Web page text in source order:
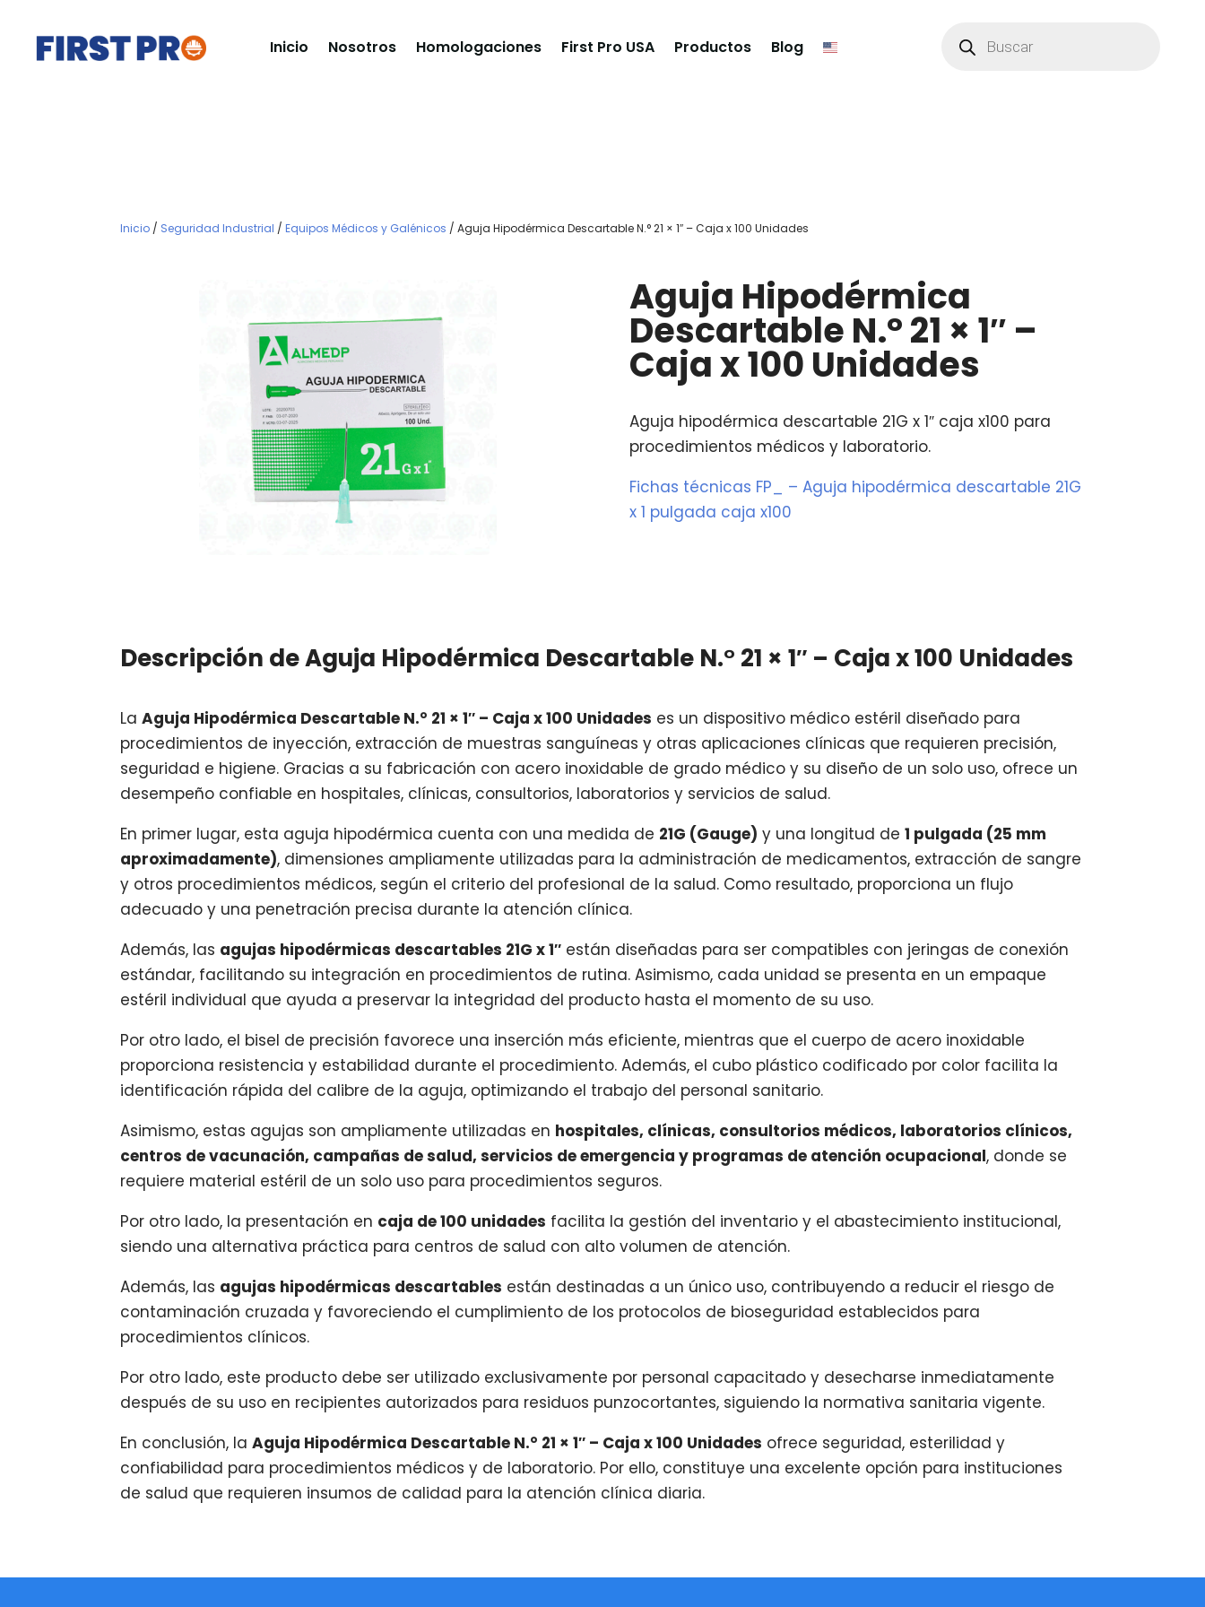
Inicio Nosotros Homologaciones First Pro USA Productos Blog de
productos
Inicio / Seguridad Industrial /Equipos Médicos y Galénicos / Aguja Hipodérmica Descartable N.° 21 × 1″ – Caja x 100 Unidades
Aguja Hipodérmica
Descartable N.° 21 × 1″ –
Caja x 100 Unidades
Aguja hipodérmica descartable 21G x 1″ caja x100 para
procedimientos médicos y laboratorio.
Fichas técnicas FP_ – Aguja hipodérmica descartable 21G
x 1 pulgada caja x100
Descripción de Aguja Hipodérmica Descartable N.° 21 × 1″ – Caja x 100 Unidades
LaAguja Hipodérmica Descartable N.° 21 × 1″ – Caja x 100 Unidades es un dispositivo médico estéril diseñado para
procedimientos de inyección, extracción de muestras sanguíneas y otras aplicaciones clínicas que requieren precisión,
seguridad e higiene. Gracias a su fabricación con acero inoxidable de grado médico y su diseño de un solo uso, ofrece un
desempeño confiable en hospitales, clínicas, consultorios, laboratorios y servicios de salud.
En primer lugar, esta aguja hipodérmica cuenta con una medida de 21G (Gauge) y una longitud de1 pulgada (25 mm
aproximadamente), dimensiones ampliamente utilizadas para la administración de medicamentos, extracción de sangre
y otros procedimientos médicos, según el criterio del profesional de la salud. Como resultado, proporciona un flujo
adecuado y una penetración precisa durante la atención clínica.
Además, las agujas hipodérmicas descartables 21G x 1″ están diseñadas para ser compatibles con jeringas de conexión
estándar, facilitando su integración en procedimientos de rutina. Asimismo, cada unidad se presenta en un empaque
estéril individual que ayuda a preservar la integridad del producto hasta el momento de su uso.
Por otro lado, el bisel de precisión favorece una inserción más eficiente, mientras que el cuerpo de acero inoxidable
proporciona resistencia y estabilidad durante el procedimiento. Además, el cubo plástico codificado por color facilita la
identificación rápida del calibre de la aguja, optimizando el trabajo del personal sanitario.
Asimismo, estas agujas son ampliamente utilizadas en hospitales, clínicas, consultorios médicos, laboratorios clínicos,
centros de vacunación, campañas de salud, servicios de emergencia y programas de atención ocupacional, donde se
requiere material estéril de un solo uso para procedimientos seguros.
Por otro lado, la presentación en caja de 100 unidades facilita la gestión del inventario y el abastecimiento institucional,
siendo una alternativa práctica para centros de salud con alto volumen de atención.
Además, las agujas hipodérmicas descartables están destinadas a un único uso, contribuyendo a reducir el riesgo de
contaminación cruzada y favoreciendo el cumplimiento de los protocolos de bioseguridad establecidos para
procedimientos clínicos.
Por otro lado, este producto debe ser utilizado exclusivamente por personal capacitado y desecharse inmediatamente
después de su uso en recipientes autorizados para residuos punzocortantes, siguiendo la normativa sanitaria vigente.
En conclusión, laAguja Hipodérmica Descartable N.° 21 × 1″ – Caja x 100 Unidades ofrece seguridad, esterilidad y
confiabilidad para procedimientos médicos y de laboratorio. Por ello, constituye una excelente opción para instituciones
de salud que requieren insumos de calidad para la atención clínica diaria.